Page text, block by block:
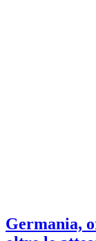
Germania,